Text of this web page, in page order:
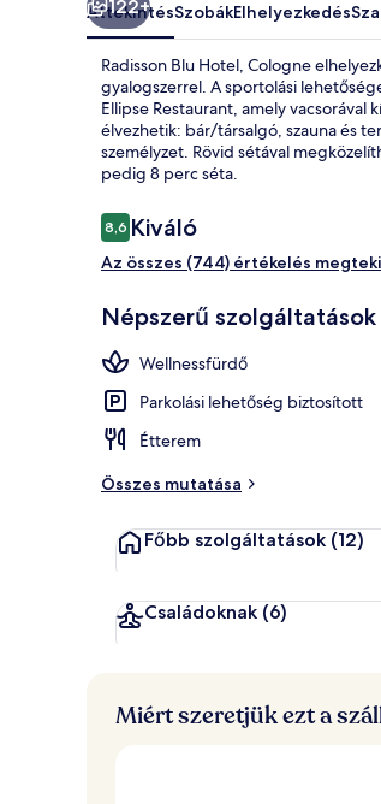
122+
ÁttekintésSzobákElhelyezkedés
Radisson Blu Hotel, Cologne
gyalogszerrel. A sportolási
Ellipse Restaurant, amely
élvezhetik: bár/társalgó, szauna és
személyzet. Rövid sétával
pedig 8 perc séta.
Értékelések
8,68,6 ennyiből: 10
Kiváló
Az összes (744) értékelés
Népszerű szolgáltatások
Wellnessfürdő
Parkolási lehetőség biztosított
Étterem
Összes mutatása
Főbb szolgáltatások (12)
Családoknak (6)
Miért szeretjük ezt a